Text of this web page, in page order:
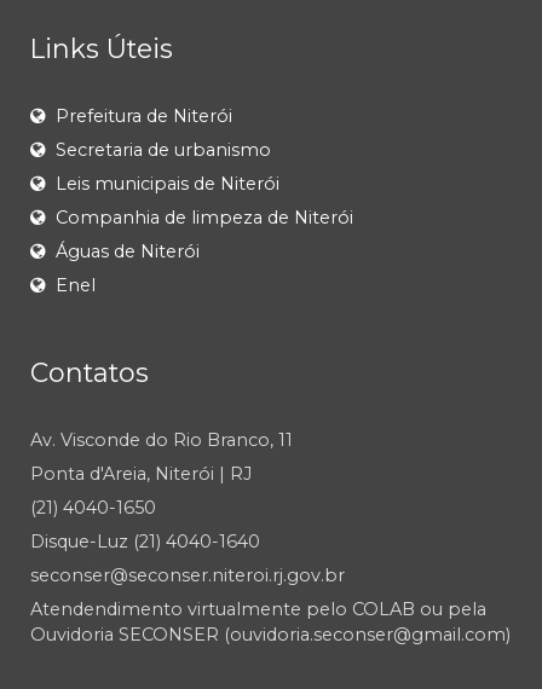
Links Úteis
Prefeitura de Niterói
Secretaria de urbanismo
Leis municipais de Niterói
Companhia de limpeza de Niterói
Águas de Niterói
Enel
Contatos
Av. Visconde do Rio Branco, 11
Ponta d'Areia, Niterói | RJ
(21) 4040-1650
Disque-Luz (21) 4040-1640
seconser@seconser.niteroi.rj.gov.br
Atendendimento virtualmente pelo COLAB ou pela
Ouvidoria SECONSER (ouvidoria.seconser@gmail.com)